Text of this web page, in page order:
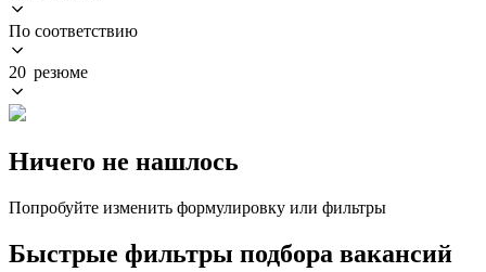
По соответствию
20 резюме
Ничего не нашлось
Попробуйте изменить формулировку или фильтры
Быстрые фильтры подбора вакансий